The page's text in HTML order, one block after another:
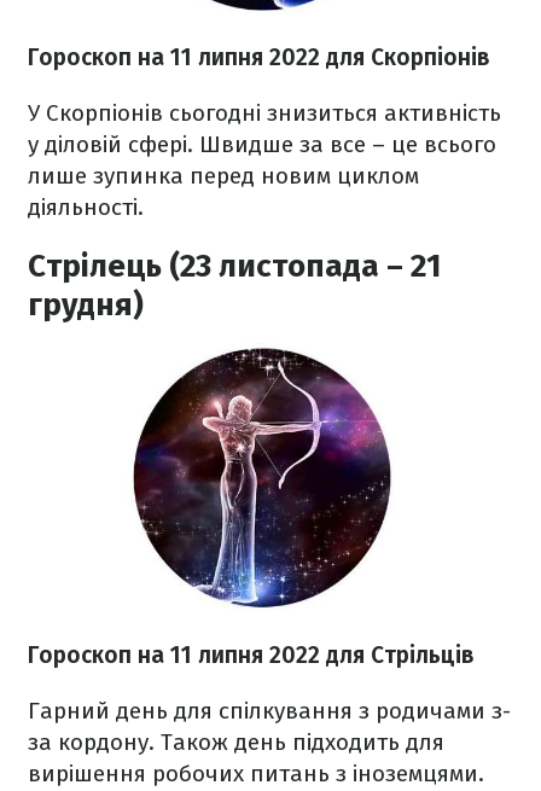
Гороскоп на 11 липня 2022 для Скорпіонів
У Скорпіонів сьогодні знизиться активність
у діловій сфері. Швидше за все – це всього
лише зупинка перед новим циклом
діяльності.
Стрілець (23 листопада – 21
грудня)
Гороскоп на 11 липня 2022 для Стрільців
Гарний день для спілкування з родичами з-
за кордону. Також день підходить для
вирішення робочих питань з іноземцями.